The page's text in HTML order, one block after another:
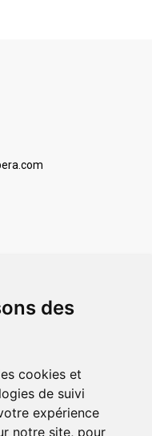
des
cookies et
de suivi
expérience
notre site, pour